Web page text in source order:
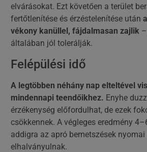
elvárásokat. Ezt követően a terület
fertőtlenítése és érzéstelenítése után
vékony kanüllel, fájdalmasan zajlik–
általában jól tolerálják.
Felépülési idő
A legtöbben néhány nap elteltével
mindennapi teendőikhez. Enyhe
érzékenység előfordulhat, de ezek
csökkennek. A végleges eredmény
addigra az apró bemetszések
elhalványulnak.